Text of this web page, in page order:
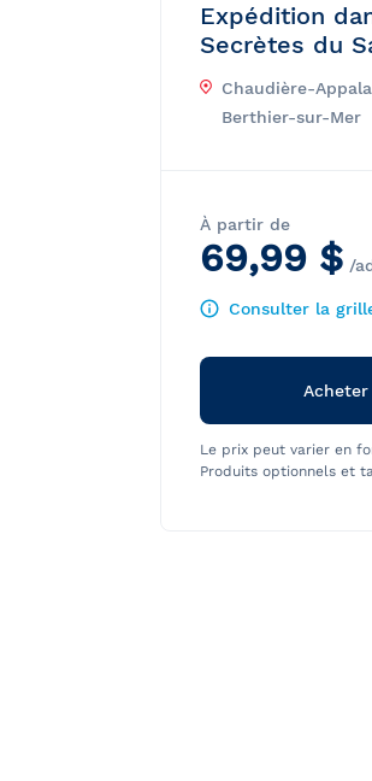
Expédition
Secrètes du
Chaudière-
Berthier-sur-Mer
À partir de
69,99 $ /
Consulter la
Le prix peut varier en
Produits optionnels et